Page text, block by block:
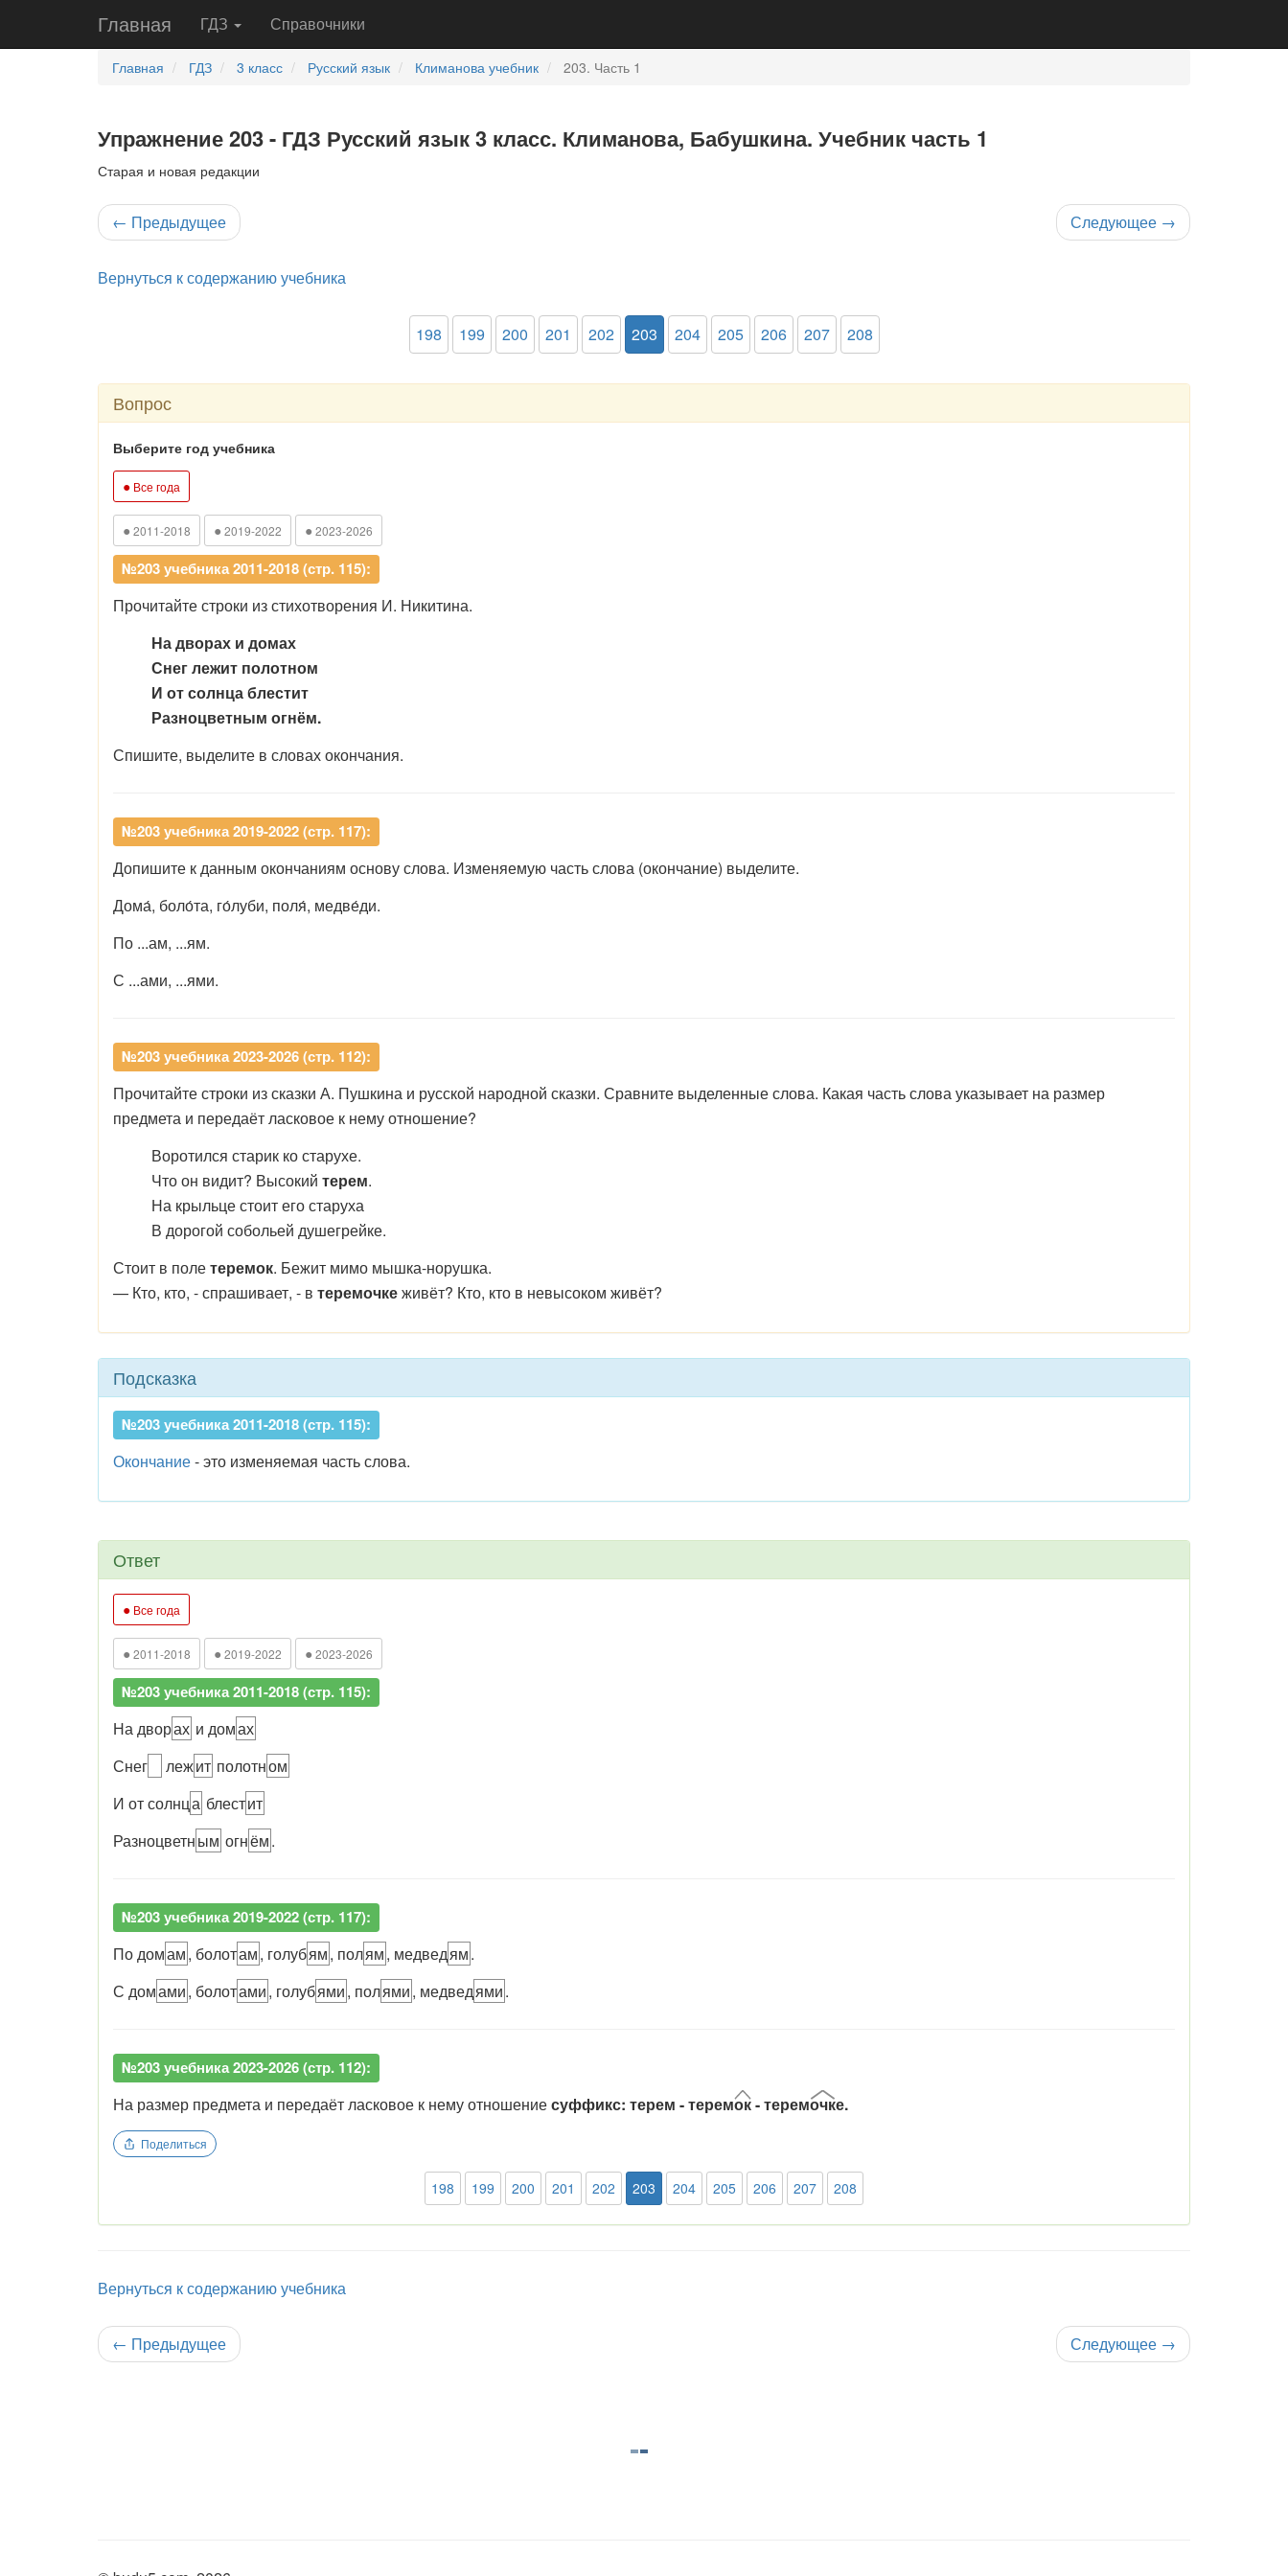
Главная ГДЗ Справочники
Главная ГДЗ 3 класс Русский язык Климанова учебник 203. Часть 1
Упражнение 203 - ГДЗ Русский язык 3 класс. Климанова, Бабушкина. Учебник часть 1
Старая и новая редакции
← Предыдущее Следующее →
Вернуться к содержанию учебника
198 199 200 201 202 203 204 205 206 207 208
Вопрос
Выберите год учебника
● Все года
● 2011-2018 ● 2019-2022 ● 2023-2026
№203 учебника 2011-2018 (стр. 115):
Прочитайте строки из стихотворения И. Никитина.
На дворах и домах
Снег лежит полотном
И от солнца блестит
Разноцветным огнём.
Спишите, выделите в словах окончания.
№203 учебника 2019-2022 (стр. 117):
Допишите к данным окончаниям основу слова. Изменяемую часть слова (окончание) выделите.
Дома́, боло́та, го́луби, поля́, медве́ди.
По ...ам, ...ям.
С ...ами, ...ями.
№203 учебника 2023-2026 (стр. 112):
Прочитайте строки из сказки А. Пушкина и русской народной сказки. Сравните выделенные слова. Какая часть слова указывает на размер
предмета и передаёт ласковое к нему отношение?
Воротился старик ко старухе.
Что он видит? Высокий терем.
На крыльце стоит его старуха
В дорогой собольей душегрейке.
Стоит в полетеремок. Бежит мимо мышка-норушка.
— Кто, кто, - спрашивает, - в теремочкеживёт? Кто, кто в невысоком живёт?
Подсказка
№203 учебника 2011-2018 (стр. 115):
Окончание- это изменяемая часть слова.
Ответ
● Все года
● 2011-2018 ● 2019-2022 ● 2023-2026
№203 учебника 2011-2018 (стр. 115):
На дворах и домах
Снег
лежит полотном
И от солнца блестит
Разноцветным огнём.
№203 учебника 2019-2022 (стр. 117):
По домам, болотам, голубям, полям, медведям.
С домами, болотами, голубями, полями, медведями.
№203 учебника 2023-2026 (стр. 112):
На размер предмета и передаёт ласковое к нему отношениесуффикс: терем - теремок- теремочке.
Поделиться
198 199 200 201 202 203 204 205 206 207 208
Вернуться к содержанию учебника
← Предыдущее Следующее →